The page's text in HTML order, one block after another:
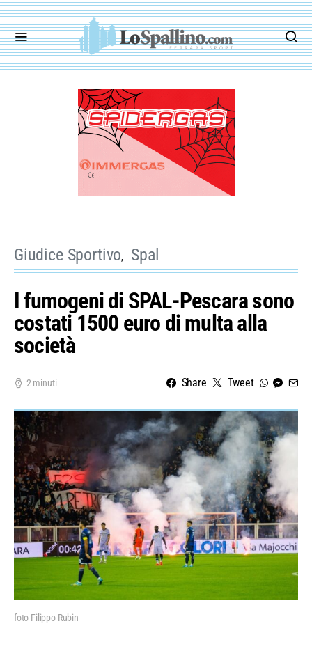
Giudice Sportivo Spal
I fumogeni di SPAL-Pescara sono
costati 1500 euro di multa alla
società
2 minuti Share Tweet
foto Filippo Rubin